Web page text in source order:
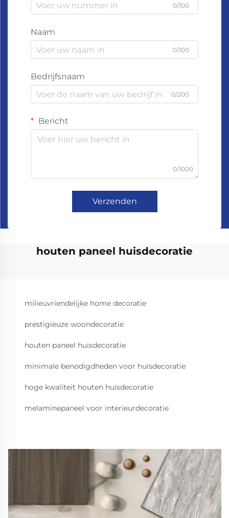
0/100
Naam
0/100
Bedrijfsnaam
0/200
Bericht
0/1000
Verzenden
houten paneel huisdecoratie
milieuvriendelijke home decoratie
prestigieuze woondecoratie
houten paneel huisdecoratie
minimale benodigdheden voor huisdecoratie
hoge kwaliteit houten huisdecoratie
melaminepaneel voor interieurdecoratie